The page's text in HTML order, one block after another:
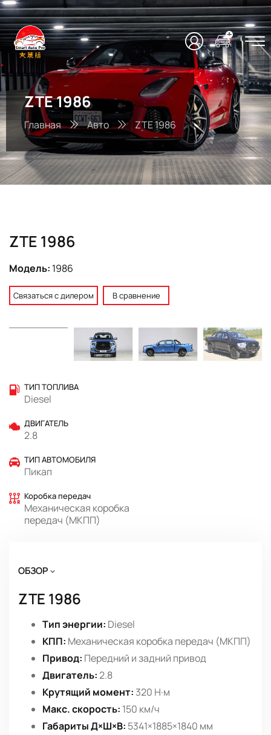
ZTE 1986
Главная Авто ZTE 1986
ZTE 1986
Модель: 1986
Связаться с дилером В сравнение
ТИП ТОПЛИВА
Diesel
ДВИГАТЕЛЬ
2.8
ТИП АВТОМОБИЛЯ
Пикап
Коробка передач
Механическая коробка
передач (МКПП)
ОБЗОР
ZTE 1986
Тип энергии: Diesel
КПП: Механическая коробка передач (МКПП)
Привод: Передний и задний привод
Двигатель:2.8
Крутящий момент: 320 Н·м
Макс. скорость: 150 км/ч
Габариты Д×Ш×В: 5341×1885×1840 мм